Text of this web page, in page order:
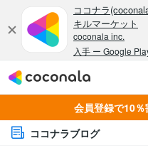
会員登録で10％
ココナラブログ